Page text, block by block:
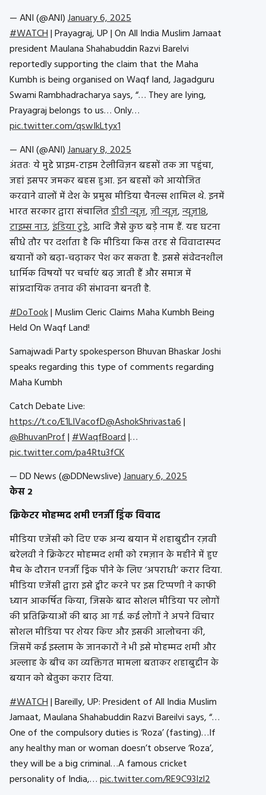
— ANI (@ANI)January 6, 2025
#WATCH| Prayagraj, UP | On All India Muslim Jamaat
president Maulana Shahabuddin Razvi Barelvi
reportedly supporting the claim that the Maha
Kumbh is being organised on Waqf land, Jagadguru
Swami Rambhadracharya says, “… They are lying,
Prayagraj belongs to us… Only…
pic.twitter.com/qswIkLtyx1
— ANI (@ANI)January 8, 2025
अंततः ये मुद्दे प्राइम-टाइम टेलीविज़न बहसों तक जा पहुंचा,
जहां इसपर जमकर बहस हुआ. इन बहसों को आयोजित
करवाने वालों में देश के प्रमुख मीडिया चैनल्स शामिल थे. इनमें
भारत सरकार द्वारा संचालितडीडी न्यूज़,ज़ी न्यूज़,न्यूज़18,
टाइम्स नाउ,इंडिया टुडे, आदि जैसे कुछ बड़े नाम हैं. यह घटना
सीधे तौर पर दर्शाता है कि मीडिया किस तरह से विवादास्पद
बयानों को बढ़ा-चढ़ाकर पेश कर सकता है. इससे संवेदनशील
धार्मिक विषयों पर चर्चाएं बढ़ जाती हैं और समाज में
सांप्रदायिक तनाव की संभावना बनती है.
#DoTook| Muslim Cleric Claims Maha Kumbh Being
Held On Waqf Land!
Samajwadi Party spokesperson Bhuvan Bhaskar Joshi
speaks regarding this type of comments regarding
Maha Kumbh
Catch Debate Live:
https://t.co/E1LIVacofD@AshokShrivasta6|
@BhuvanProf|#WaqfBoard|…
pic.twitter.com/pa4Rtu3fCK
— DD News (@DDNewslive)January 6, 2025
केस 2
क्रिकेटर मोहम्मद शमी एनर्जी ड्रिंक विवाद
मीडिया एजेंसी को दिए एक अन्य बयान में शहाबुद्दीन रज़वी
बरेलवी ने क्रिकेटर मोहम्मद शमी को रमज़ान के महीने में हुए
मैच के दौरान एनर्जी ड्रिंक पीने के लिए ‘अपराधी’ करार दिया.
मीडिया एजेंसी द्वारा इसे ट्वीट करने पर इस टिप्पणी ने काफी
ध्यान आकर्षित किया, जिसके बाद सोशल मीडिया पर लोगों
की प्रतिक्रियाओं की बाढ़ आ गई. कई लोगों ने अपने विचार
सोशल मीडिया पर शेयर किए और इसकी आलोचना की,
जिसमें कई इस्लाम के जानकारों ने भी इसे मोहम्मद शमी और
अल्लाह के बीच का व्यक्तिगत मामला बताकर शहाबुद्दीन के
बयान को बेतुका करार दिया.
#WATCH| Bareilly, UP: President of All India Muslim
Jamaat, Maulana Shahabuddin Razvi Bareilvi says, “…
One of the compulsory duties is ‘Roza’ (fasting)…If
any healthy man or woman doesn’t observe ‘Roza’,
they will be a big criminal…A famous cricket
personality of India,…pic.twitter.com/RE9C93Izl2